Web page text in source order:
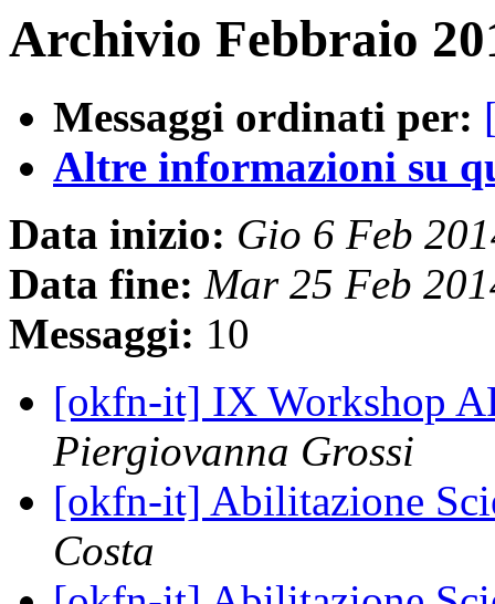
Archivio Febbraio
Messaggi ordinati per:
Altre informazioni su
Data inizio: Gio 6 Feb
Data fine: Mar 25 Feb
Messaggi: 10
[okfn-it] IX Workshop
Piergiovanna Grossi
[okfn-it] Abilitazione
Costa